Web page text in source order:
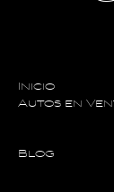
Inicio
Autos en
Blog